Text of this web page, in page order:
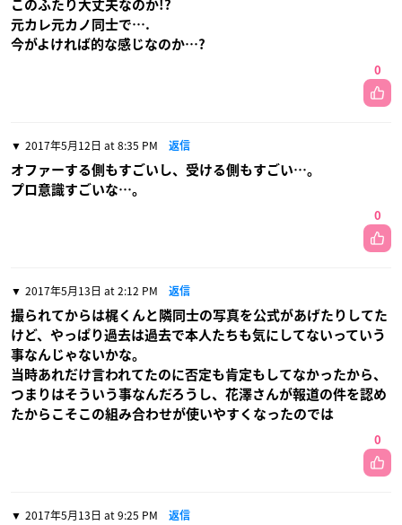
このふたり大丈夫なのか!?
元カレ元カノ同士で….
今がよければ的な感じなのか…?
0
2017年5月12日 at 8:35 PM 返信
オファーする側もすごいし、受ける側もすごい…。
プロ意識すごいな…。
0
2017年5月13日 at 2:12 PM 返信
撮られてからは梶くんと隣同士の写真を公式があげたりしてた
けど、やっぱり過去は過去で本人たちも気にしてないっていう
事なんじゃないかな。
当時あれだけ言われてたのに否定も肯定もしてなかったから、
つまりはそういう事なんだろうし、花澤さんが報道の件を認め
たからこそこの組み合わせが使いやすくなったのでは
0
2017年5月13日 at 9:25 PM 返信